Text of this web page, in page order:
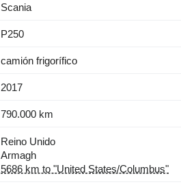
Scania
P250
camión frigorífico
2017
790.000 km
Reino Unido
Armagh
5686 km to "United States/Columbus"